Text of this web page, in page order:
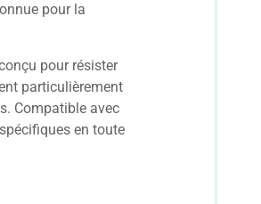
pour la
pour résister
particulièrement
Compatible avec
en toute